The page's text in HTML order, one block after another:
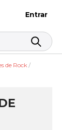
Entrar
de Rock /